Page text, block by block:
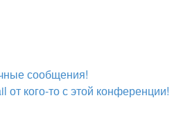
сообщения!
кого-то с этой конференции!